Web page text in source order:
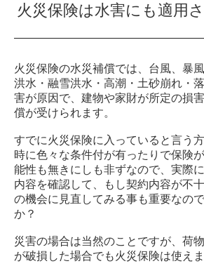
火災保険は水害にも適用
火災保険の水災補償では、台風、暴
洪水・融雪洪水・高潮・土砂崩れ・
害が原因で、建物や家財が所定の損
償が受けられます。
すでに火災保険に入っていると言う
時に色々な条件付が有ったりで保険
能性も無きにしも非ずなので、実際
内容を確認して、もし契約内容が不
の機会に見直してみる事も重要なの
か？
災害の場合は当然のことですが、荷
が破損した場合でも火災保険は使えま